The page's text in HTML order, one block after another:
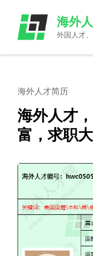
content
(Press
海外
外国人才
海外人才简历
海外人才
富，求职